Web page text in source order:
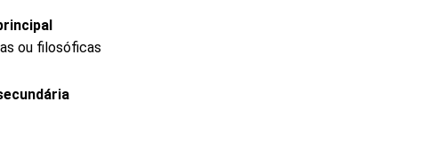
ou filosóficas